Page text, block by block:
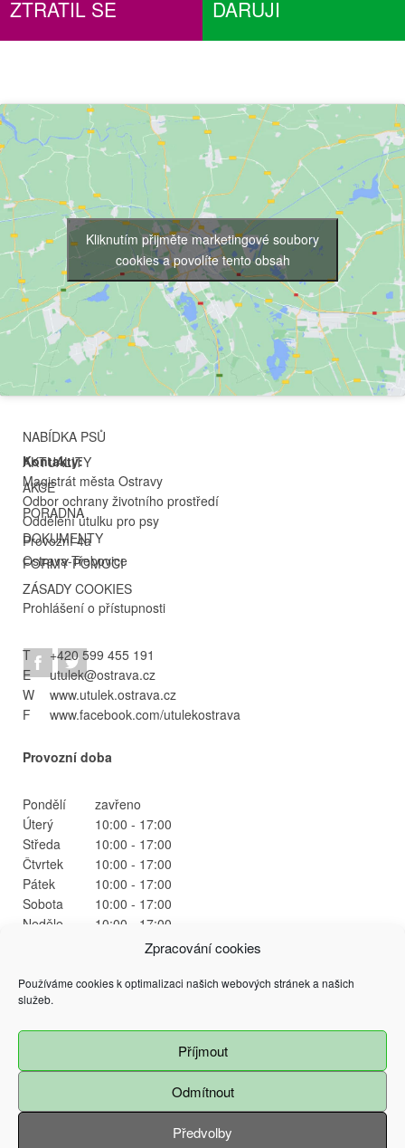
Zpracování cookies
Používáme cookies k optimalizaci našich webových stránek a našich
služeb.
Příjmout
Odmítnout
Předvolby
ZTRATIL SE DARUJI
Kliknutím přijměte marketingové soubory
cookies a povolíte tento obsah
NABÍDKA PSŮ
AKTUALITY
AKCE
PORADNA
DOKUMENTY
FORMY POMOCI
ZÁSADY COOKIES
Kontakty:
Magistrát města Ostravy
Odbor ochrany životního prostředí
Oddělení útulku pro psy
Provozní 4a
Ostrava-Třebovice
Prohlášení o přístupnosti
T
+420 599 455 191
E
utulek@ostrava.cz
W
www.utulek.ostrava.cz
F
www.facebook.com/utulekostrava
Provozní doba
Pondělí
zavřeno
Úterý
10:00 - 17:00
Středa
10:00 - 17:00
Čtvrtek
10:00 - 17:00
Pátek
10:00 - 17:00
Sobota
10:00 - 17:00
Neděle
10:00 - 17:00
Prokešovo náměstí 9, 729 30 Ostrava
Všechna práva vyhrazena - použití obsahu nebo jeho částí je možné pouze se
souhlasem Magistrátu města Ostravy